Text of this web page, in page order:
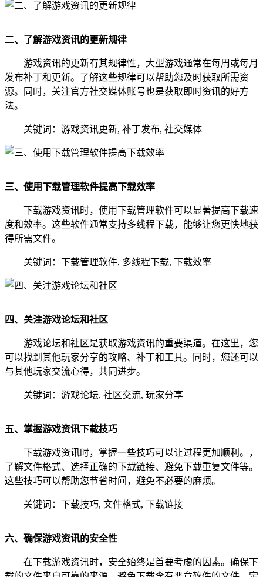
二、了解游戏资讯的更新规律
游戏资讯的更新有其规律性，大型游戏通常在每周或每月
发布补丁和更新。了解这些规律可以帮助您及时获取所需资
源。同时，关注官方社交媒体账号也是获取即时资讯的好方
法。
关键词：游戏资讯更新, 补丁发布, 社交媒体
三、使用下载管理软件提高下载效率
下载游戏资讯时，使用下载管理软件可以显著提高下载速
度和效率。这些软件通常支持多线程下载，能够让您更快地获
得所需文件。
关键词：下载管理软件, 多线程下载, 下载效率
四、关注游戏论坛和社区
游戏论坛和社区是获取游戏资讯的重要渠道。在这里，您
可以找到其他玩家分享的攻略、补丁和工具。同时，您还可以
与其他玩家交流心得，共同进步。
关键词：游戏论坛, 社区交流, 玩家分享
五、掌握游戏资讯下载技巧
下载游戏资讯时，掌握一些技巧可以让过程更加顺利。，
了解文件格式、选择正确的下载链接、避免下载重复文件等。
这些技巧可以帮助您节省时间，避免不必要的麻烦。
关键词：下载技巧, 文件格式, 下载链接
六、确保游戏资讯的安全性
在下载游戏资讯时，安全始终是首要考虑的因素。确保下